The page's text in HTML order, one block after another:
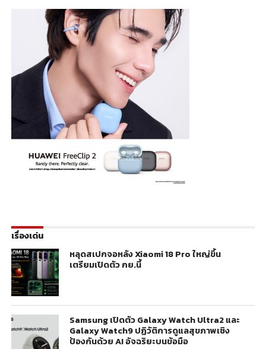
เรื่องเด่น
หลุดสเปกจอหลัง Xiaomi 18 Pro ใหญ่ขึ้น
เตรียมเปิดตัว กย.นี้
Samsung เปิดตัว Galaxy Watch Ultra2 และ
Galaxy Watch9 ปฏิวัติการดูแลสุขภาพเชิง
ป้องกันด้วย AI อัจฉริยะบนข้อมือ